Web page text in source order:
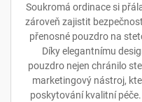
Soukromá ordinace si
zároveň zajistit
přenosné pouzdro na
Díky elegantnímu
pouzdro nejen chránilo
marketingový nástroj,
poskytování kvalitní